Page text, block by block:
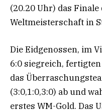
(20.20 Uhr) das
Weltmeisterschaft in
Die Eidgenossen, im
6:0 siegreich,
das
(3:0,1:0,3:0) ab und
erstes WM-Gold. Das